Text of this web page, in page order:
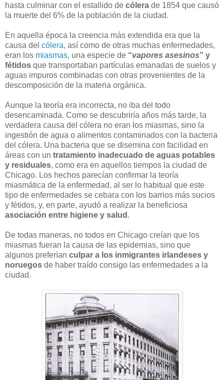
hasta culminar con el estallido de cólera de 1854 que causó
la muerte del 6% de la población de la ciudad.
En aquella época la creencia más extendida era que la
causa del cólera, así como de otras muchas enfermedades,
eran los miasmas, una especie de “vapores asesinos” y
fétidos que transportaban partículas emanadas de suelos y
aguas impuros combinadas con otras provenientes de la
descomposición de la materia orgánica.
Aunque la teoría era incorrecta, no iba del todo
desencaminada. Como se descubriría años más tarde, la
verdadera causa del cólera no eran los miasmas, sino la
ingestión de agua o alimentos contaminados con la bacteria
del cólera. Una bacteria que se disemina con facilidad en
áreas con un tratamiento inadecuado de aguas potables
y residuales, como era en aquellos tiempos la ciudad de
Chicago. Los hechos parecían confirmar la teoría
miasmática de la enfermedad, al ser lo habitual que este
tipo de enfermedades se cebara con los barrios más sucios
y fétidos, y, en parte, ayudó a realizar la beneficiosa
asociación entre higiene y salud .
De todas maneras, no todos en Chicago creían que los
miasmas fueran la causa de las epidemias, sino que
algunos preferían culpar a los inmigrantes irlandeses y
noruegos de haber traído consigo las enfermedades a la
ciudad.